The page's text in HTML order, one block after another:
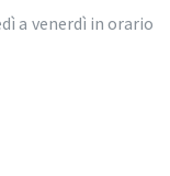
a venerdì in orario